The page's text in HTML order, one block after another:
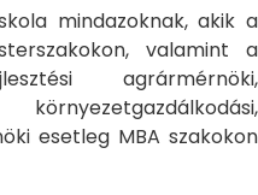
mindazoknak, akik a
valamint a
agrármérnöki,
esetleg MBA szakokon